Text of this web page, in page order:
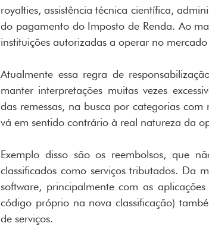
royalties, assistência técnica científica,
do pagamento do Imposto de Renda. Ao
instituições autorizadas a operar no
Atualmente essa regra de
manter interpretações muitas vezes
das remessas, na busca por categorias
vá em sentido contrário à real natureza da
Exemplo disso são os reembolsos, que
classificados como serviços tributados. Da
software, principalmente com as
código próprio na nova classificação)
de serviços.